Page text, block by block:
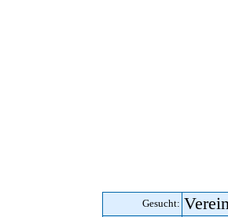
Gesucht: